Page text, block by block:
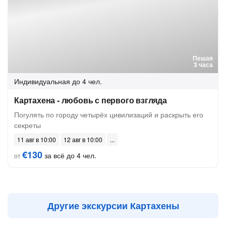
Пешая
3 часа
Индивидуальная до 4 чел.
Картахена - любовь с первого взгляда
Погулять по городу четырёх цивилизаций и раскрыть его
секреты
11 авг в 10:00
12 авг в 10:00
от€130 за всё до 4 чел.
Другие экскурсии Картахены